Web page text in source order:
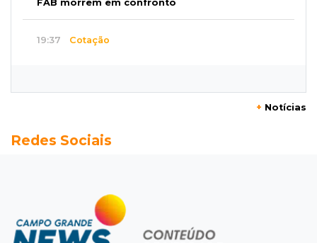
FAB morrem em confronto
19:37 Cotação
Foragido que se passava por pastor morre
Certidão
Em MS, uma criança é registrada sem o nome
do pai a cada 2h
+ Notícias
Redes Sociais